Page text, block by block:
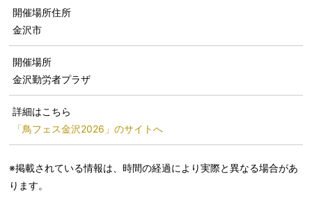
開催場所住所
金沢市
開催場所
金沢勤労者プラザ
詳細はこちら
「鳥フェス金沢2026」のサイトへ
※掲載されている情報は、時間の経過により実際と異なる場合があ
ります。